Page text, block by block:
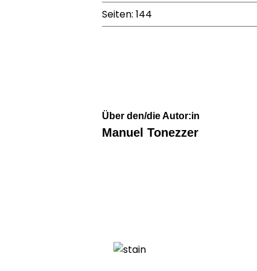
Seiten: 144
Über den/die Autor:in
Manuel Tonezzer